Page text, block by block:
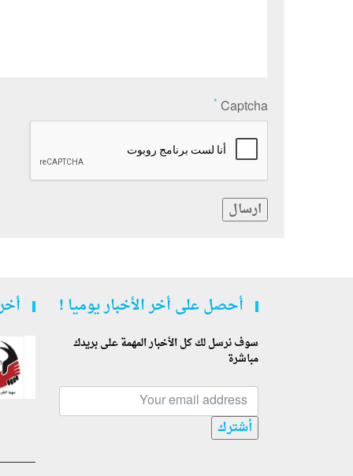
Captcha
*
ارسال
أحصل على أخر الأخبار يوميا !
سوف نرسل لك كل الأخبار المهمة على بريدك
مباشرة
أشترك